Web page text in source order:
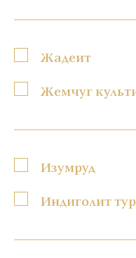
Жадеит
Жемчуг
Изумруд
Индиголит